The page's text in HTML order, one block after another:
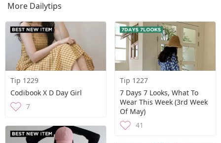
More Dailytips
Tip 1229
Codibook X D Day Girl
7
Tip 1227
7 Days 7 Looks, What To
Wear This Week (3rd Week
Of May)
41